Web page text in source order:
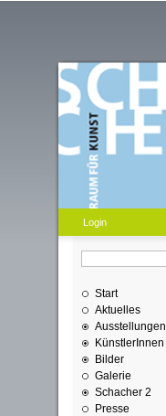
Login
Start
Aktuelles
Ausstellungen
KünstlerInnen
Bilder
Galerie
Schacher 2
Presse